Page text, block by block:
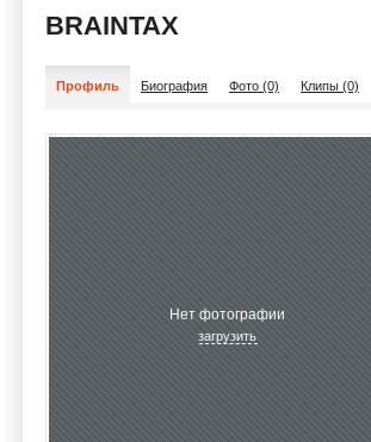
BRAINTAX
Профиль Биография Фото (0) Клипы (0)
Нет фотографии
загрузить